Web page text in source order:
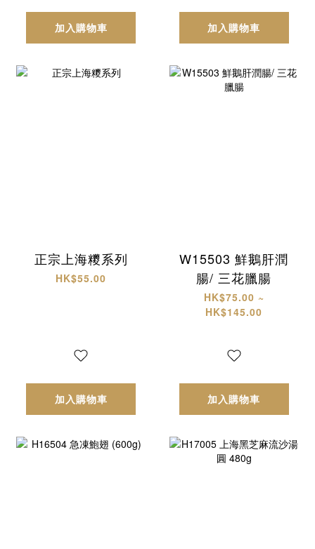
加入購物車 加入購物車
正宗上海糭系列
HK$55.00
加入購物車
W15503 鮮鵝肝潤
腸/ 三花臘腸
HK$75.00 ~
HK$145.00
加入購物車